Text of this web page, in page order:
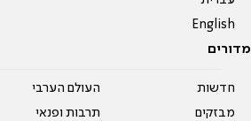
English
מדורים
חדשות
מבזקים
העולם הערבי
תרבות ופנאי